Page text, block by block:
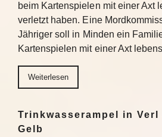
beim Kartenspielen mit einer Axt
verletzt haben. Eine
Jähriger soll in Minden ein
Kartenspielen mit einer Axt
Weiterlesen
Trinkwasserampel in
Gelb